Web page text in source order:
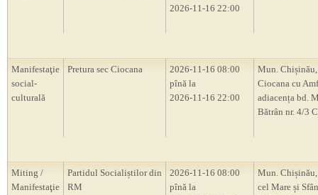
2026-11-16 22:00
Manifestaţie
social-
culturală
Pretura sec Ciocana
2026-11-16 08:00
pînă la
2026-11-16 22:00
Mun.
Ciocana cu
adiacența bd.
Bătrân nr. 4/3
Miting /
Manifestaţie
Partidul Socialiștilor din
RM
2026-11-16 08:00
pînă la
Mun.
cel Mare și